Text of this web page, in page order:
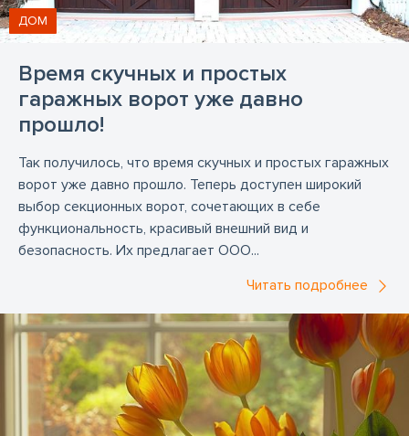
Время скучных и простых
гаражных ворот уже давно
прошло!
ДОМ
Так получилось, что время скучных и простых гаражных
ворот уже давно прошло. Теперь доступен широкий
выбор секционных ворот, сочетающих в себе
функциональность, красивый внешний вид и
безопасность. Их предлагает ООО...
Читать подробнее